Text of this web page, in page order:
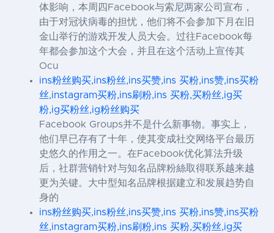
体影响，本周四Facebook与索尼两家公司宣布，
由于对冠状病毒的担忧，他们将不会参加下月在旧
金山举行的游戏开发人员大会。过往Facebook每
年都会参加这个大会，并且在这个活动上宣传其
Ocu
ins粉丝购买,ins粉丝,ins买赞,ins 买粉,ins赞,ins买粉
丝,instagram买粉,ins刷粉,ins 买粉,买粉丝,ig买
粉,ig买粉丝,ig粉丝购买
Facebook Groups并不是什么新事物。事实上，
他们早已存有了十年，使其变成社交网络平台最历
史悠久的作用之一。在Facebook优化算法升级
后，社群营销针对与知名品牌粉絲取得联系越来越
更为关键。大中型知名品牌根据建立和发展趋势自
身的
ins粉丝购买,ins粉丝,ins买赞,ins 买粉,ins赞,ins买粉
丝,instagram买粉,ins刷粉,ins 买粉,买粉丝,ig买